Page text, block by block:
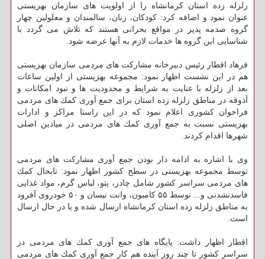
زلزله زده استان كرمانشاه را از اولویت های سازمان بهزیستی
عنوان نمود و اضافه كرد: كودكان، زنان، سالمندان و معلولین چهار
گروه صدمه پذیر در مواقع بحرانی هستند كه تلاش می گردد با
شناسایی این گروه ها خدمات لازم به آنها عرضه شود.
فرهاد اقطار رئیس دبیرخانه مشاركت های مردمی سازمان بهزیستی
هم در این نشست اظهار نمود: مجموعه بهزیستی از اولین ساعات
بعد از زلزله با عنایت به شرایط و محدودیت ها و نبود امكانات و
آذوقه در مناطق زلزله زده استان برای جمع آوری كمك های مردمی
فراخوان كشوری اعلام نمود كه در این راستا مراكز و ادارات
بهزیستی نسبت به جمع آوری كمك های مردمی در میادین اصلی
شهرها اقدام كردند.
وی با اشاره به ادامه دار بودن جمع آوری مشاركت های مردمی
توسط مجموعه بهزیستی در سطح كشور اظهار نمود: تابحال كمك
های مردمی سراسر كشور شامل چادر، پتو، لباس گرم، مواد غذایی
فاسدنشدنی و... توسط ۵۵ كامیون، وانت نیسان و ۵۰ خودروی آفرود
به مناطق زلزله زده استان كرمانشاه ارسال شده و یا در حال ارسال
است.
اقطار اظهار داشت: پایگاه های جمع آوری كمك های مردمی در
سراسر كشور تا چند روز آینده هم كار جمع آوری كمك های مردمی